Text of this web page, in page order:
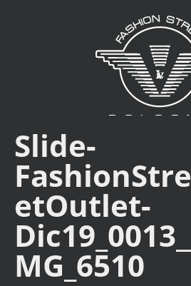
Slide-
FashionStre
etOutlet-
Dic19_0013__
MG_6510